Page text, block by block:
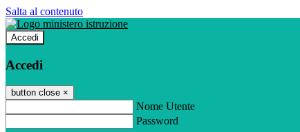
Salta al contenuto
Accedi
Accedi
button close ×
Nome Utente
Password